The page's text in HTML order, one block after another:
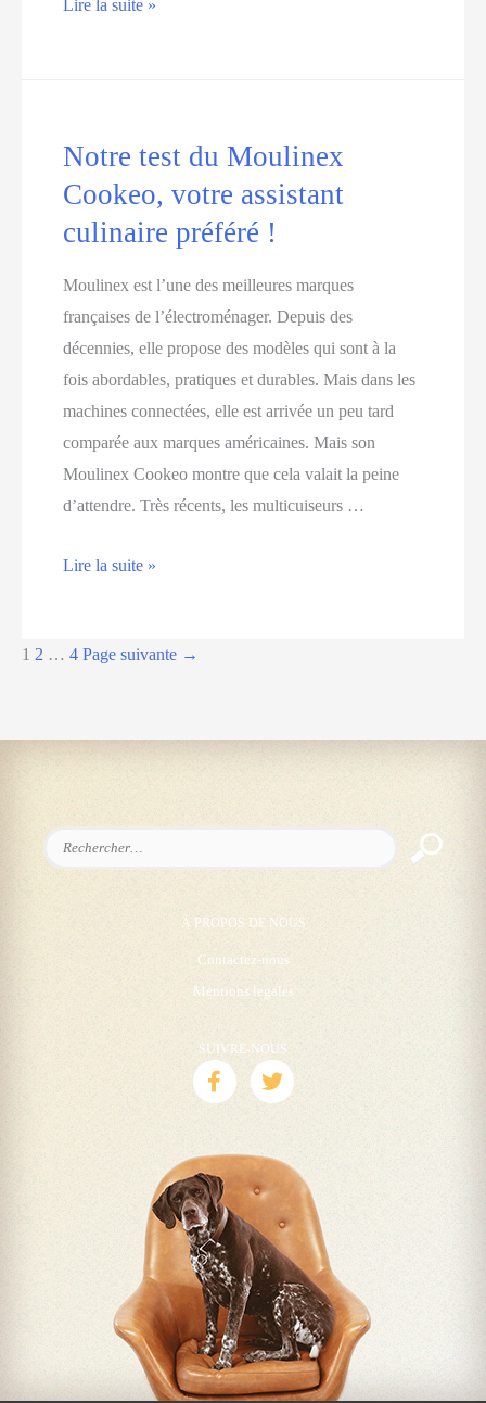
Le
bouteille
d’hélium
Lire la suite »
Notre test du Moulinex
Cookeo, votre assistant
culinaire préféré !
Moulinex est l’une des meilleures marques
françaises de l’électroménager. Depuis des
décennies, elle propose des modèles qui sont à la
fois abordables, pratiques et durables. Mais dans les
machines connectées, elle est arrivée un peu tard
comparée aux marques américaines. Mais son
Moulinex Cookeo montre que cela valait la peine
d’attendre. Très récents, les multicuiseurs …
Notre
Moulinex
assistant
!
Lire la suite »
Navigation
1 2 … 4 Page suivante →
Rechercher :
À PROPOS DE NOUS
Contactez-nous
Mentions legales
SUIVRE-NOUS